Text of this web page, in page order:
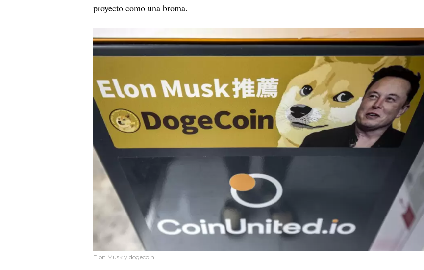
proyecto como una broma.
Elon Musk y dogecoin